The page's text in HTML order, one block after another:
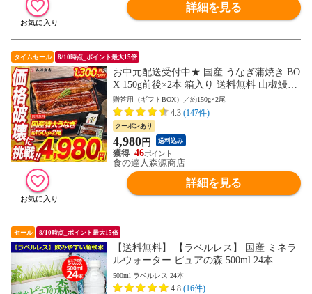
詳細を見る
タイムセール 8/10時点_ポイント最大15倍
お中元配送受付中★ 国産 うなぎ蒲焼き BO
X 150g前後×2本 箱入り 送料無料 山椒鰻た
れ付 鹿児島県産 お取り寄せグルメ 食品 海
鮮 贈答 土用丑【最安値挑戦！6280円→498
0円セール】
贈答用（ギフトBOX）／約150g×2尾
4.3 (147件)
クーポンあり
4,980円 送料込み
46
食の達人森源商店
詳細を見る
セール 8/10時点_ポイント最大15倍
【送料無料】 【ラベルレス】 国産 ミネラ
ルウォーター ピュアの森 500ml 24本
500ml ラベルレス 24本
4.8 (16件)